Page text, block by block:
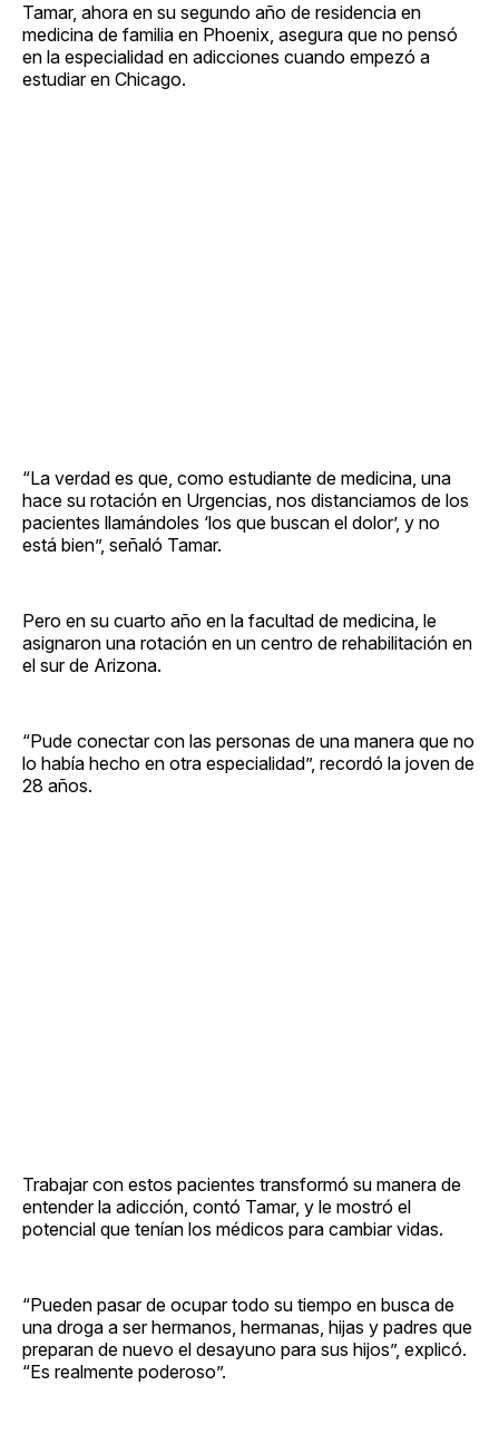
Tamar, ahora en su segundo año de residencia en
medicina de familia en Phoenix, asegura que no pensó
en la especialidad en adicciones cuando empezó a
estudiar en Chicago.
“La verdad es que, como estudiante de medicina, una
hace su rotación en Urgencias, nos distanciamos de los
pacientes llamándoles ‘los que buscan el dolor’, y no
está bien”, señaló Tamar.
Pero en su cuarto año en la facultad de medicina, le
asignaron una rotación en un centro de rehabilitación en
el sur de Arizona.
“Pude conectar con las personas de una manera que no
lo había hecho en otra especialidad”, recordó la joven de
28 años.
Trabajar con estos pacientes transformó su manera de
entender la adicción, contó Tamar, y le mostró el
potencial que tenían los médicos para cambiar vidas.
“Pueden pasar de ocupar todo su tiempo en busca de
una droga a ser hermanos, hermanas, hijas y padres que
preparan de nuevo el desayuno para sus hijos”, explicó.
“Es realmente poderoso”.